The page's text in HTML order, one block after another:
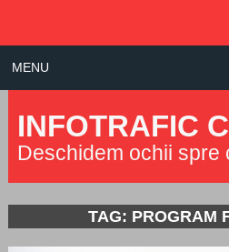
MENU
INFOTRAFIC
Deschidem ochii spre
TAG: PROGRAM